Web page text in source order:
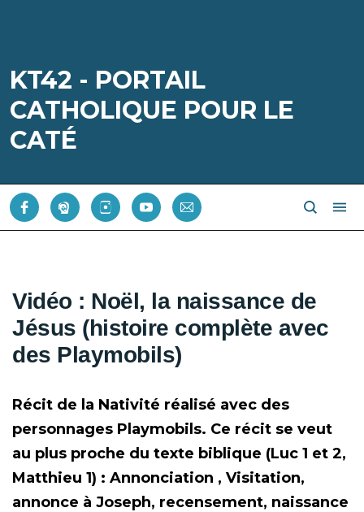
KT42 - PORTAIL
CATHOLIQUE POUR LE
CATÉ
Vidéo : Noël, la naissance de
Jésus (histoire complète avec
des Playmobils)
Récit de la Nativité réalisé avec des
personnages Playmobils. Ce récit se veut
au plus proche du texte biblique (Luc 1 et 2,
Matthieu 1) : Annonciation , Visitation,
annonce à Joseph, recensement, naissance